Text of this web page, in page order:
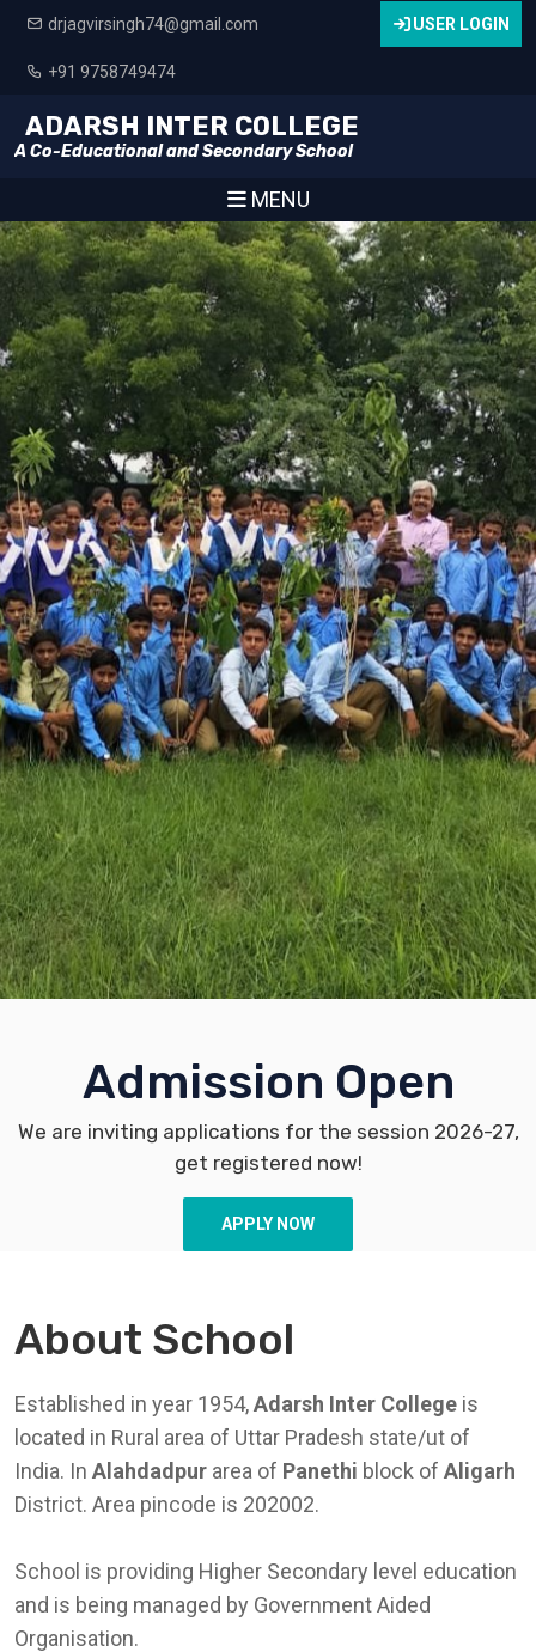
drjagvirsingh74@gmail.com
+91 9758749474
USER LOGIN
ADARSH INTER COLLEGE
A Co-Educational and Secondary School
MENU
Admission Open
We are inviting applications for the session 2026-27,
get registered now!
APPLY NOW
About School
Established in year 1954,Adarsh Inter College is
located in Rural area of Uttar Pradesh state/ut of
India. In Alahdadpur area of Panethi block of Aligarh
District. Area pincode is 202002.
School is providing Higher Secondary level education
and is being managed by Government Aided
Organisation.